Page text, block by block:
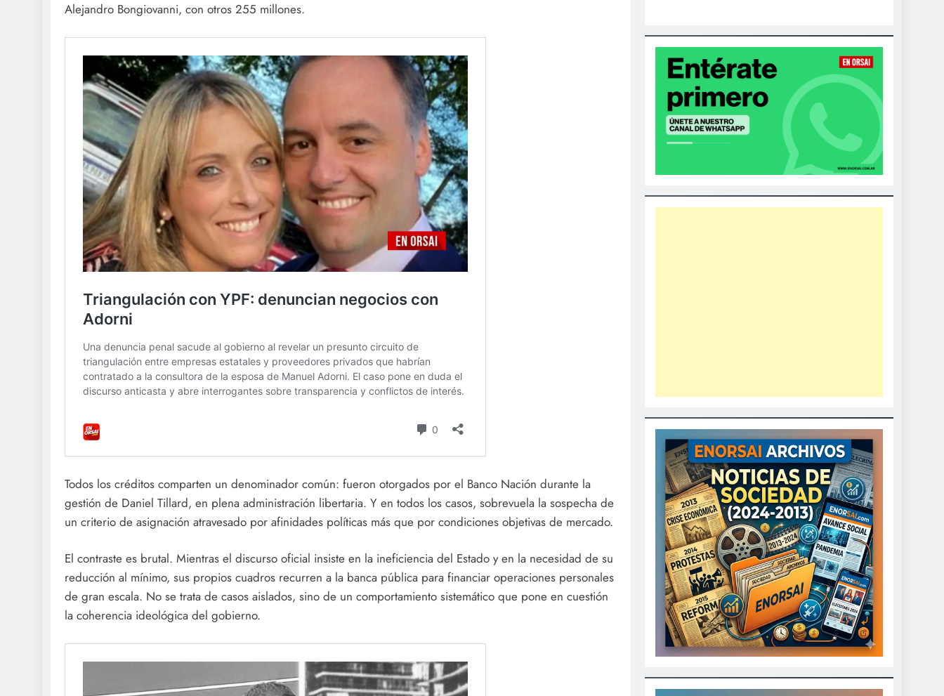
Alejandro Bongiovanni, con otros 255 millones.
Todos los créditos comparten un denominador común: fueron otorgados por el Banco Nación durante la
gestión de Daniel Tillard, en plena administración libertaria. Y en todos los casos, sobrevuela la sospecha de
un criterio de asignación atravesado por afinidades políticas más que por condiciones objetivas de mercado.
El contraste es brutal. Mientras el discurso oficial insiste en la ineficiencia del Estado y en la necesidad de su
reducción al mínimo, sus propios cuadros recurren a la banca pública para financiar operaciones personales
de gran escala. No se trata de casos aislados, sino de un comportamiento sistemático que pone en cuestión
la coherencia ideológica del gobierno.